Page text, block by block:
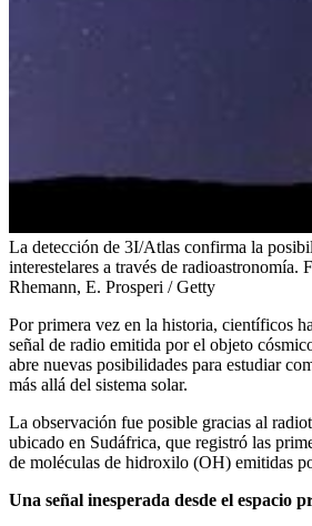
La detección de 3I/Atlas confirma la
interestelares a través de radioastronomía.
Rhemann, E. Prosperi / Getty
Por primera vez en la historia, científicos
señal de radio emitida por el objeto
abre nuevas posibilidades para estudiar
más allá del sistema solar.
La observación fue posible gracias al
ubicado en Sudáfrica, que registró las
de moléculas de hidroxilo (OH) emitidas
Una señal inesperada desde el espacio